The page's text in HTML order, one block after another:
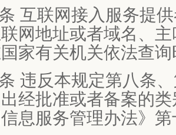
互联网接入服务提
网地址或者域名、
家有关机关依法查
违反本规定第八条
经批准或者备案的
信息服务管理办法》